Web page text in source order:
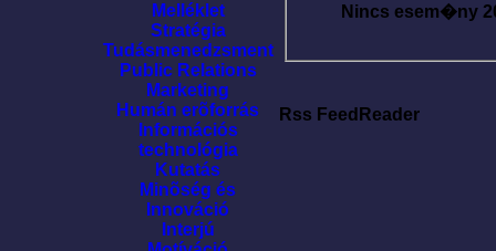
Melléklet
Stratégia
Tudásmenedzsment
Public Relations
Marketing
Humán erõforrás
Információs
technológia
Kutatás
Minõség és
Innováció
Interjú
Nincs esem�ny
Rss FeedReader